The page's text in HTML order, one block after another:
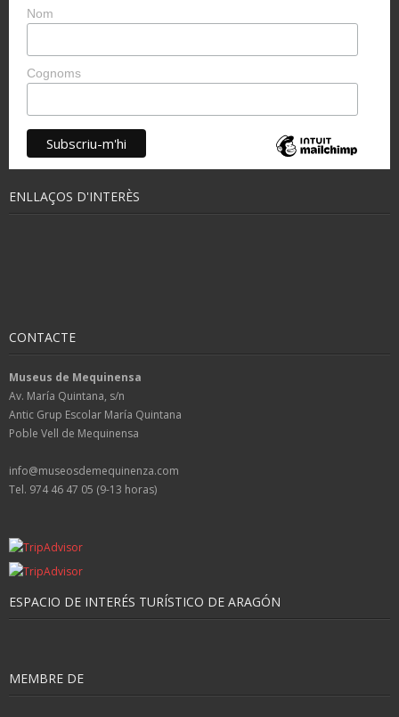
Nom
Cognoms
ENLLAÇOS D'INTERÈS
CONTACTE
Museus de Mequinensa
Av. María Quintana, s/n
Antic Grup Escolar María Quintana
Poble Vell de Mequinensa
info@museosdemequinenza.com
Tel. 974 46 47 05 (9-13 horas)
ESPACIO DE INTERÉS TURÍSTICO DE ARAGÓN
MEMBRE DE